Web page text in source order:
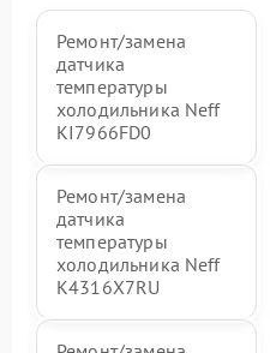
Ремонт/замена
датчика
температуры
холодильника Neff
KI7966FD0
Ремонт/замена
датчика
температуры
холодильника Neff
K4316X7RU